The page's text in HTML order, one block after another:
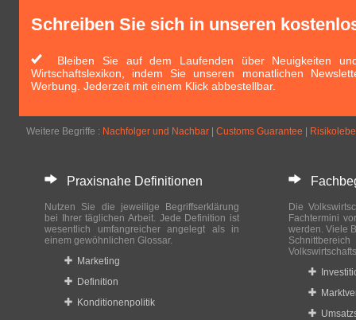
Schreiben Sie sich in unseren
Bleiben Sie auf dem Laufenden über Neuigkeiten
Wirtschaftslexikon, indem Sie unseren monatlichen
Werbung. Jederzeit mit einem Klick abbestellbar.
Weitere Begriffe : Nachfolger und Nachbar Customs Guarantee
Praxisnahe Definitionen
Nutzen Sie die jeweilige Begriffserklärung
bei Ihrer täglichen Arbeit. Jede Definition ist
wesentlich umfangreicher angelegt als in
einem gewöhnlichen Glossar.
Marketing
Definition
Konditionenpolitik
Die
Fachtermini
werden. Viele